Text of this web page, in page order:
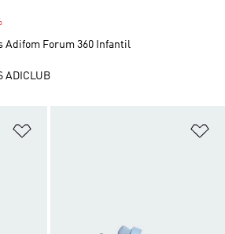
Adifom Forum 360 Infantil
ADICLUB